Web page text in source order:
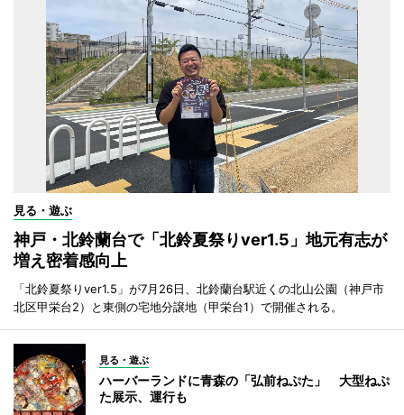
見る・遊ぶ
神戸・北鈴蘭台で「北鈴夏祭りver1.5」地元有志が
増え密着感向上
「北鈴夏祭りver1.5」が7月26日、北鈴蘭台駅近くの北山公園（神戸市
北区甲栄台2）と東側の宅地分譲地（甲栄台1）で開催される。
見る・遊ぶ
ハーバーランドに青森の「弘前ねぷた」 大型ねぷ
た展示、運行も